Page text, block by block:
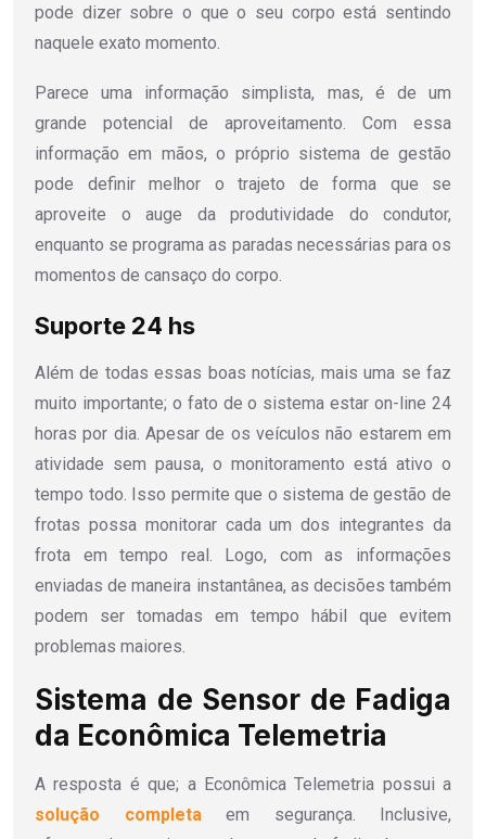
pode dizer sobre o que o seu corpo está sentindo
naquele exato momento.
Parece uma informação simplista, mas, é de um
grande potencial de aproveitamento. Com essa
informação em mãos, o próprio sistema de gestão
pode definir melhor o trajeto de forma que se
aproveite o auge da produtividade do condutor,
enquanto se programa as paradas necessárias para os
momentos de cansaço do corpo.
Suporte 24 hs
Além de todas essas boas notícias, mais uma se faz
muito importante; o fato de o sistema estar on-line 24
horas por dia. Apesar de os veículos não estarem em
atividade sem pausa, o monitoramento está ativo o
tempo todo. Isso permite que o sistema de gestão de
frotas possa monitorar cada um dos integrantes da
frota em tempo real. Logo, com as informações
enviadas de maneira instantânea, as decisões também
podem ser tomadas em tempo hábil que evitem
problemas maiores.
Sistema de Sensor de Fadiga
da Econômica Telemetria
A resposta é que; a Econômica Telemetria possui a
solução completaem segurança. Inclusive,